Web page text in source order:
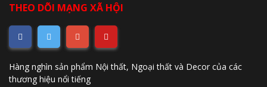
THEO DÕI MẠNG XÃ HỘI
Hàng nghìn sản phẩm Nội thất, Ngoại thất và Decor của các
thương hiệu nổi tiếng